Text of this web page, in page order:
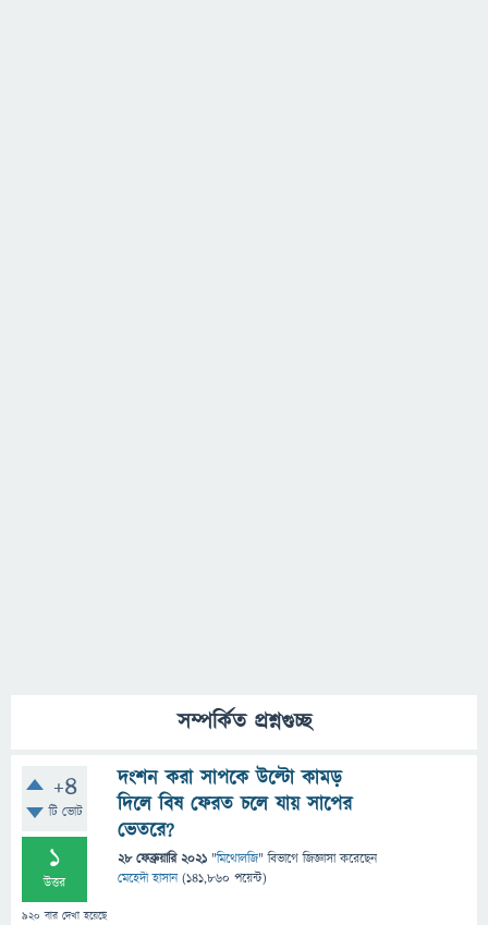
সম্পর্কিত প্রশ্নগুচ্ছ
+4
টি ভোট
1
উত্তর
920 বার দেখা হয়েছে
দংশন করা সাপকে উল্টো কামড়
দিলে বিষ ফেরত চলে যায় সাপের
ভেতরে?
28 ফেব্রুয়ারি 2021 "মিথোলজি" বিভাগে জিজ্ঞাসাকরেছেন
মেহেদী হাসান (141,860 পয়েন্ট)